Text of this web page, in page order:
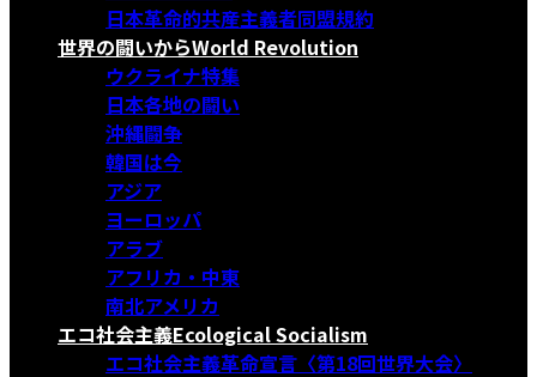
日本革命的共産主義者同盟規約
世界の闘いからWorld Revolution
ウクライナ特集
日本各地の闘い
沖縄闘争
韓国は今
アジア
ヨーロッパ
アラブ
アフリカ・中東
南北アメリカ
エコ社会主義Ecological Socialism
エコ社会主義革命宣言〈第18回世界大会〉